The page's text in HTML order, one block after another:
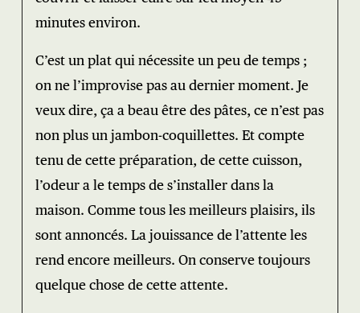
minutes environ.
C’est un plat qui nécessite un peu de temps ;
on ne l’improvise pas au dernier moment. Je
veux dire, ça a beau être des pâtes, ce n’est pas
non plus un jambon-coquillettes. Et compte
tenu de cette préparation, de cette cuisson,
l’odeur a le temps de s’installer dans la
maison. Comme tous les meilleurs plaisirs, ils
sont annoncés. La jouissance de l’attente les
rend encore meilleurs. On conserve toujours
quelque chose de cette attente.